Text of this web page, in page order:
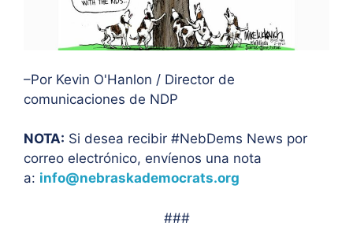
–Por Kevin O'Hanlon / Director de
comunicaciones de NDP
NOTA: Si desea recibir #NebDems News por
correo electrónico, envíenos una nota
a: info@nebraskademocrats.org
###